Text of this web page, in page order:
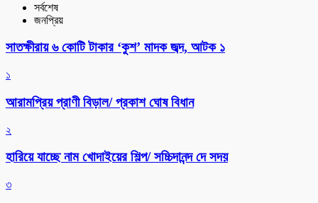
সর্বশেষ
জনপ্রিয়
সাতক্ষীরায় ৬ কোটি টাকার ‘কুশ’ মাদক জব্দ, আটক ১
১
আরামপ্রিয় প্রাণী বিড়াল/ প্রকাশ ঘোষ বিধান
২
হারিয়ে যাচ্ছে নাম খোদাইয়ের শিল্প/ সচ্চিদানন্দ দে সদয়
৩